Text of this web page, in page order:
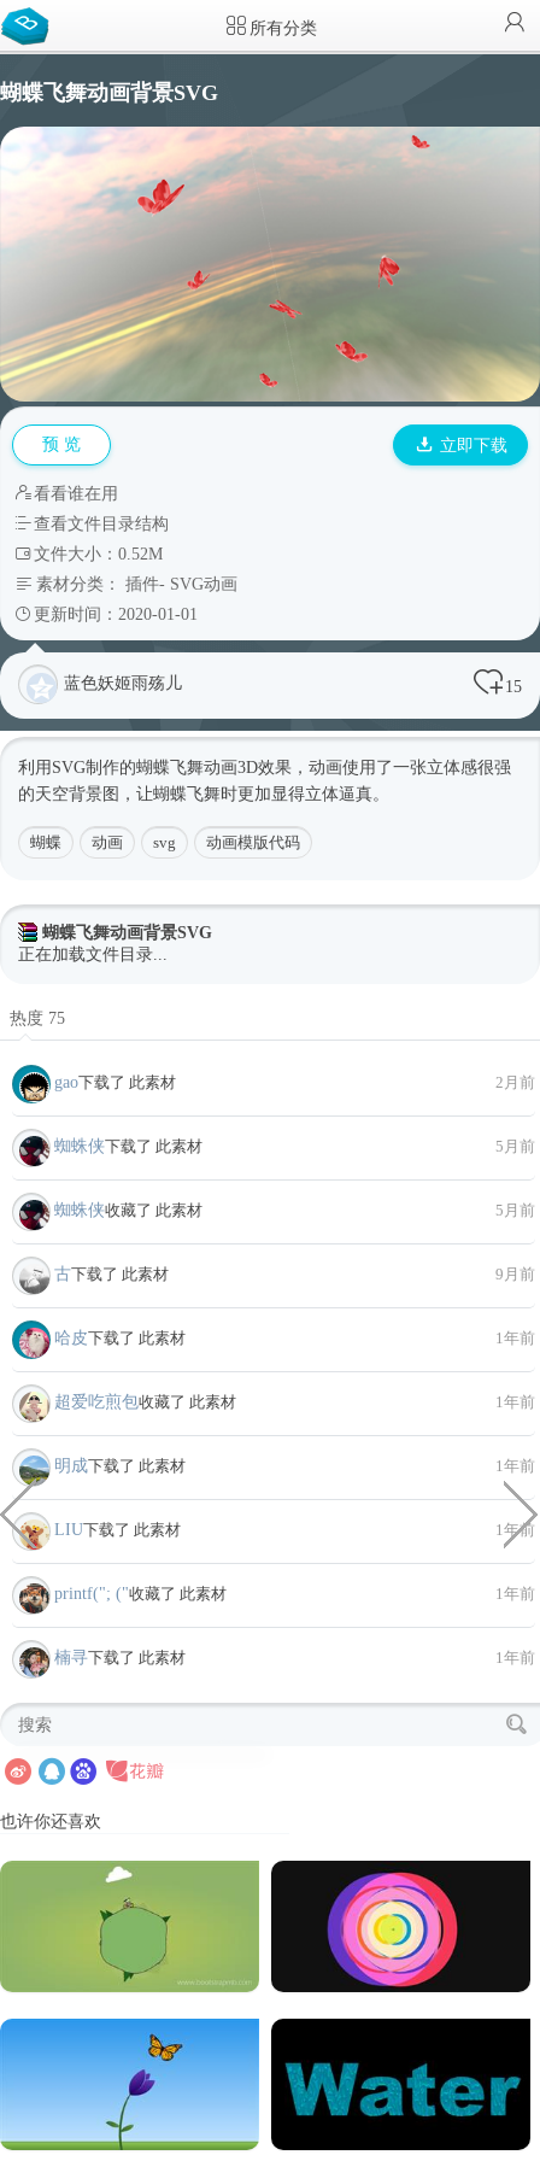
所有分类
蝴蝶飞舞动画背景SVG
预 览 立即下载
看看谁在用
查看文件目录结构
文件大小：0.52M
素材分类： 插件- SVG动画
更新时间：2020-01-01
蓝色妖姬雨殇儿 15
利用SVG制作的蝴蝶飞舞动画3D效果，动画使用了一张立体感很强
的天空背景图，让蝴蝶飞舞时更加显得立体逼真。
蝴蝶 动画 svg 动画模版代码
蝴蝶飞舞动画背景SVG
正在加载文件目录...
热度 75
gao下载了 此素材 2月前
蜘蛛侠下载了 此素材 5月前
蜘蛛侠收藏了 此素材 5月前
古下载了 此素材 9月前
哈皮下载了 此素材 1年前
超爱吃煎包收藏了 此素材 1年前
明成下载了 此素材 1年前
LIU下载了 此素材 1年前
printf("; ("收藏了 此素材 1年前
楠寻下载了 此素材 1年前
也许你还喜欢